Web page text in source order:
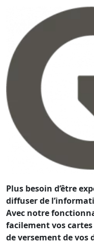
Plus besoin d’être
diffuser de
Avec notre
facilement vos
de versement de vos